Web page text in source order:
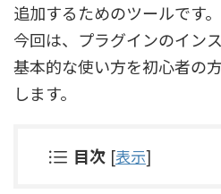
追加するためのツールです。
今回は、プラグインのイン
基本的な使い方を初心者の
します。
目次 [表示]